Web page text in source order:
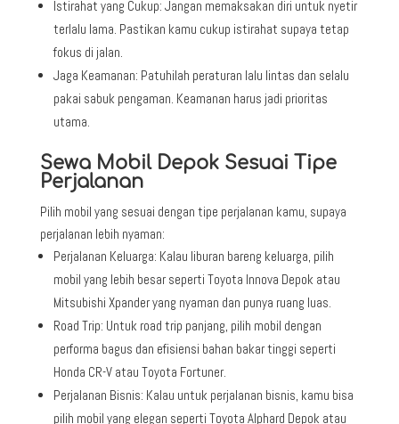
Istirahat yang Cukup: Jangan memaksakan diri untuk nyetir
terlalu lama. Pastikan kamu cukup istirahat supaya tetap
fokus di jalan.
Jaga Keamanan: Patuhilah peraturan lalu lintas dan selalu
pakai sabuk pengaman. Keamanan harus jadi prioritas
utama.
Sewa Mobil Depok Sesuai Tipe
Perjalanan
Pilih mobil yang sesuai dengan tipe perjalanan kamu, supaya
perjalanan lebih nyaman:
Perjalanan Keluarga: Kalau liburan bareng keluarga, pilih
mobil yang lebih besar seperti Toyota Innova Depok atau
Mitsubishi Xpander yang nyaman dan punya ruang luas.
Road Trip: Untuk road trip panjang, pilih mobil dengan
performa bagus dan efisiensi bahan bakar tinggi seperti
Honda CR-V atau Toyota Fortuner.
Perjalanan Bisnis: Kalau untuk perjalanan bisnis, kamu bisa
pilih mobil yang elegan seperti Toyota Alphard Depok atau